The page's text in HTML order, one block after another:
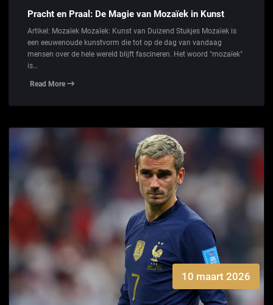
Pracht en Praal: De Magie van Mozaïek in Kunst
Artikel: Mozaïek Mozaïek: Kunst van Duizend Stukjes Mozaïek is
een eeuwenoude kunstvorm die tot op de dag van vandaag
mensen over de hele wereld blijft fascineren. Het woord "mozaïek"
is…
Read More
10 maart 2026